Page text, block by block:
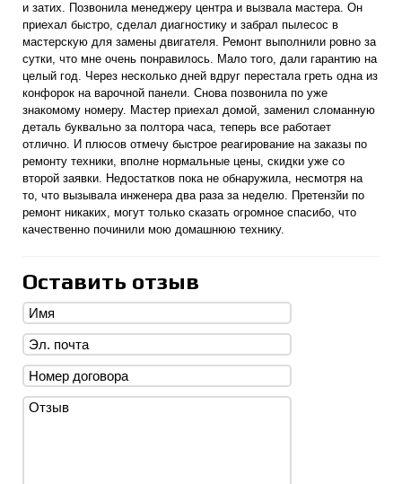
и затих. Позвонила менеджеру центра и вызвала мастера. Он
приехал быстро, сделал диагностику и забрал пылесос в
мастерскую для замены двигателя. Ремонт выполнили ровно за
сутки, что мне очень понравилось. Мало того, дали гарантию на
целый год. Через несколько дней вдруг перестала греть одна из
конфорок на варочной панели. Снова позвонила по уже
знакомому номеру. Мастер приехал домой, заменил сломанную
деталь буквально за полтора часа, теперь все работает
отлично. И плюсов отмечу быстрое реагирование на заказы по
ремонту техники, вполне нормальные цены, скидки уже со
второй заявки. Недостатков пока не обнаружила, несмотря на
то, что вызывала инженера два раза за неделю. Претензйи по
ремонт никаких, могут только сказать огромное спасибо, что
качественно починили мою домашнюю технику.
Оставить отзыв